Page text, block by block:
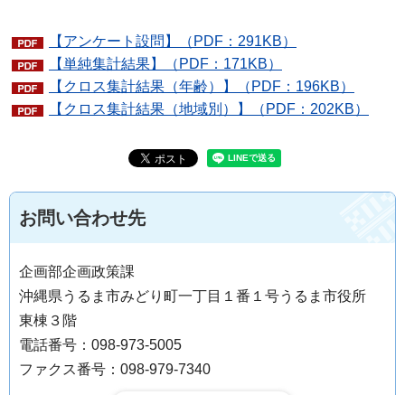
【アンケート設問】（PDF：291KB）
【単純集計結果】（PDF：171KB）
【クロス集計結果（年齢）】（PDF：196KB）
【クロス集計結果（地域別）】（PDF：202KB）
お問い合わせ先
企画部企画政策課
沖縄県うるま市みどり町一丁目１番１号うるま市役所
東棟３階
電話番号：098-973-5005
ファクス番号：098-979-7340